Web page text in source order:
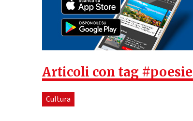
Articoli con tag #poesie
Cultura